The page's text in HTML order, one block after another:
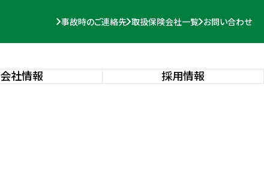
事故時のご連絡先 取扱保険会社一覧 お問い合わせ
会社情報 採用情報